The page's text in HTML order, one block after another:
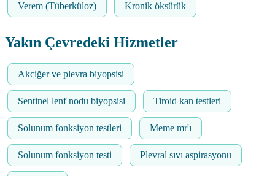
Verem (Tüberküloz) Kronik öksürük
Yakın Çevredeki Hizmetler
Akciğer ve plevra biyopsisi
Sentinel lenf nodu biyopsisi Tiroid kan testleri
Solunum fonksiyon testleri Meme mr'ı
Solunum fonksiyon testi Plevral sıvı aspirasyonu